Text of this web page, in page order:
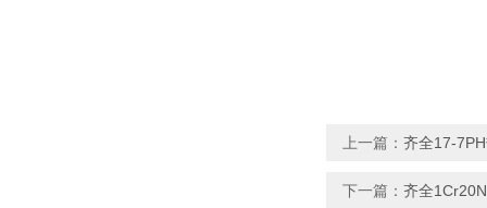
上一篇： 齐全17-
下一篇： 齐全